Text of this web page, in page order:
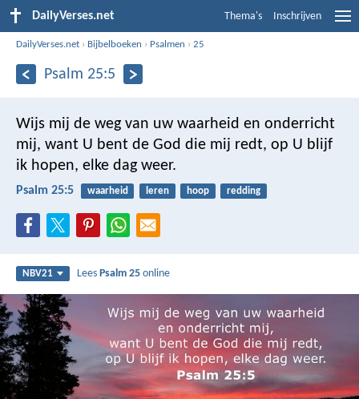
DailyVerses.net Thema's Inschrijven
DailyVerses.net › Bijbelboeken › Psalmen ›25
Psalm 25:5
Wijs mij de weg van uw waarheid en onderricht
mij, want U bent de God die mij redt, op U blijf
ik hopen, elke dag weer.
Psalm 25:5 waarheid leren hoop redding
NBV21 LeesPsalm 25 online